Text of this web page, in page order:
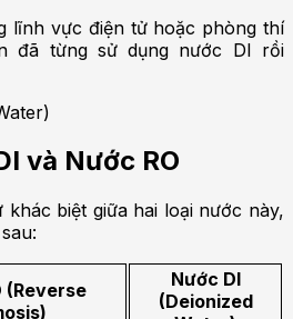
lĩnh vực điện tử hoặc phòng thí
đã từng sử dụng nước DI rồi
và Nước RO
biệt giữa hai loại nước này,
(Reverse
Nước DI
(Deionized